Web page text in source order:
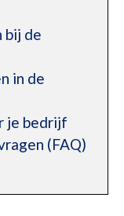
bij de
in de
je bedrijf
(FAQ)